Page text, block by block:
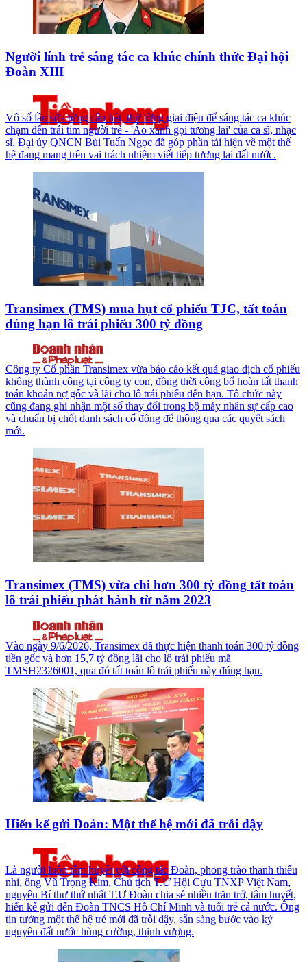
Người lính trẻ sáng tác ca khúc chính thức Đại hội
Đoàn XIII
Vô số lần sửa từng câu hát, thử từng giai điệu để sáng tác ca khúc
chạm đến trái tim người trẻ - 'Áo xanh gọi tương lai' của ca sĩ, nhạc
sĩ, Đại úy QNCN Bùi Tuấn Ngọc đã góp phần tái hiện về một thế
hệ đang mang trên vai trách nhiệm viết tiếp tương lai đất nước.
Transimex (TMS) mua hụt cổ phiếu TJC, tất toán
đúng hạn lô trái phiếu 300 tỷ đồng
Công ty Cổ phần Transimex vừa báo cáo kết quả giao dịch cổ phiếu
không thành công tại công ty con, đồng thời công bố hoàn tất thanh
toán khoản nợ gốc và lãi cho lô trái phiếu đến hạn. Tổ chức này
cũng đang ghi nhận một số thay đổi trong bộ máy nhân sự cấp cao
và chuẩn bị chốt danh sách cổ đông để thông qua các quyết sách
mới.
Transimex (TMS) vừa chi hơn 300 tỷ đồng tất toán
lô trái phiếu phát hành từ năm 2023
Vào ngày 9/6/2026, Transimex đã thực hiện thanh toán 300 tỷ đồng
tiền gốc và hơn 15,7 tỷ đồng lãi cho lô trái phiếu mã
TMSH2326001, qua đó tất toán lô trái phiếu này đúng hạn.
Hiến kế gửi Đoàn: Một thế hệ mới đã trỗi dậy
Là người luôn tâm huyết với công tác Đoàn, phong trào thanh thiếu
nhi, ông Vũ Trọng Kim, Chủ tịch T.Ư Hội Cựu TNXP Việt Nam,
nguyên Bí thư thứ nhất T.Ư Đoàn chia sẻ nhiều trăn trở, tâm huyết,
hiến kế gửi đến Đoàn TNCS Hồ Chí Minh và tuổi trẻ cả nước. Ông
tin tưởng một thế hệ trẻ mới đã trỗi dậy, sẵn sàng bước vào kỷ
nguyên đất nước hùng cường, thịnh vượng.